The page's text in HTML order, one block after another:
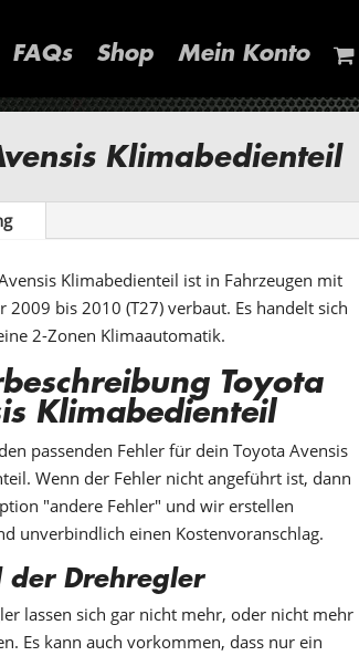
FAQs Shop Mein Konto
Klimabedienteil
Klimabedienteil ist in Fahrzeugen mit
2009 bis 2010 (T27) verbaut. Es handelt sich
2-Zonen Klimaautomatik.
Toyota
Klimabedienteil
passenden Fehler für dein Toyota Avensis
Wenn der Fehler nicht angeführt ist, dann
"andere Fehler" und wir erstellen
unverbindlich einen Kostenvoranschlag.
Drehregler
lassen sich gar nicht mehr, oder nicht mehr
Es kann auch vorkommen, dass nur ein